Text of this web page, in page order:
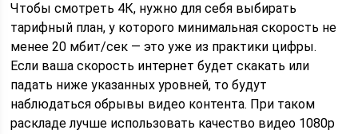
Чтобы смотреть 4К, нужно для себя выбирать
тарифный план, у которого минимальная скорость не
менее 20 мбит/сек — это уже из практики цифры.
Если ваша скорость интернет будет скакать или
падать ниже указанных уровней, то будут
наблюдаться обрывы видео контента. При таком
раскладе лучше использовать качество видео 1080p